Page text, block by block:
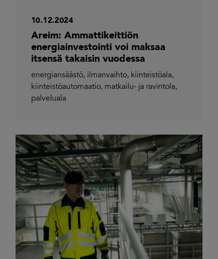
10.12.2024
Areim: Ammattikeittiön
energiainvestointi voi maksaa
itsensä takaisin vuodessa
energiansäästö, ilmanvaihto, kiinteistöala,
kiinteistöautomaatio, matkailu- ja ravintola,
palveluala